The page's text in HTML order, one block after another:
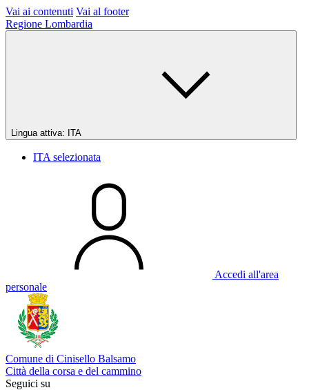
Vai ai contenuti Vai al footer
Regione Lombardia
Lingua attiva: ITA
ITA selezionata
Accedi all'area
personale
Comune di Cinisello Balsamo
Città della corsa e del cammino
Seguici su